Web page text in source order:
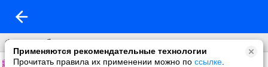
Применяются рекомендательные технологии
Прочитать правила их применении можно по ссылке
Фон на обложку